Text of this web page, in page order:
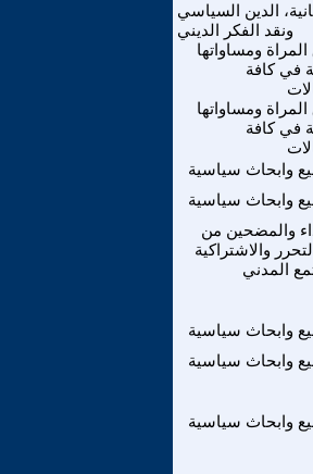
الدين السياسي
ونقد الفكر الديني
ومساواتها
في كافة
ومساواتها
في كافة
وابحاث سياسية
وابحاث سياسية
والمضحين من
والاشتراكية
المدني
وابحاث سياسية
وابحاث سياسية
وابحاث سياسية